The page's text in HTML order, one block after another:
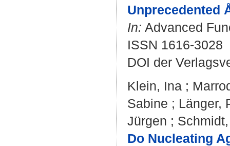
Unprecedented
In: Advanced
ISSN 1616-3028
DOI der
Klein, Ina ;
Sabine ; Länger,
Jürgen ;
Do Nucleating